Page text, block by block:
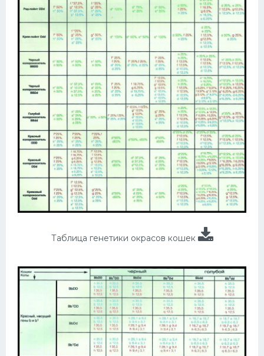
Таблица генетики окрасов кошек